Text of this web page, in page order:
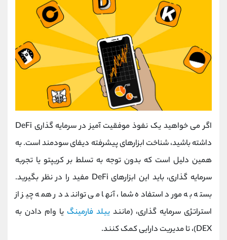
اگر می خواهید یک نفوذ موفقیت آمیز در سرمایه گذاری DeFi
داشته باشید، شناخت ابزارهای پیشرفته دیفای سودمند است. به
همین دلیل است که بدون توجه به تسلط بر کریپتو یا تجربه
سرمایه گذاری، باید این ابزارهای DeFi مفید را در نظر بگیرید.
بسته به مورد استفاده شما، آنها می توانند در همه چیز از
استراتژی سرمایه گذاری، (مانند ییلد فارمینگ یا وام دادن به
DEX)، تا مدیریت دارایی کمک کنند.